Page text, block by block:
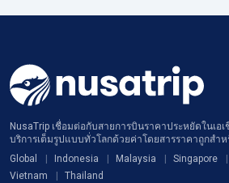
NusaTrip เชื่อมต่อกับสายการบินราคาประหยัดในเอ
บริการเต็มรูปแบบทั่วโลกด้วยค่าโดยสารราคาถูกสำ
Global
Indonesia Malaysia Singapore
Vietnam
Thailand